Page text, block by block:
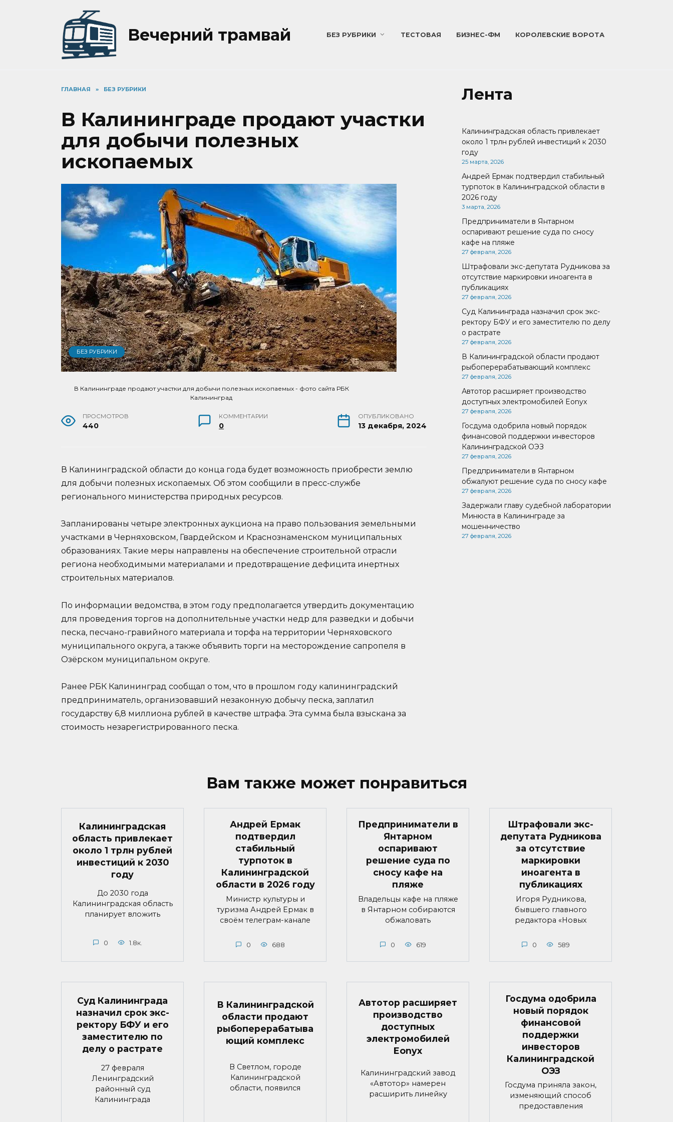
Вечерний трамвай БЕЗ РУБРИКИ ТЕСТОВАЯ БИЗНЕС-ФМ КОРОЛЕВСКИЕ ВОРОТА
ГЛАВНАЯ » БЕЗ РУБРИКИ
В Калининграде продают участки
для добычи полезных
ископаемых
БЕЗ РУБРИКИ
В Калининграде продают участки для добычи полезных ископаемых - фото сайта РБК
Калининград
ПРОСМОТРОВ
440
КОММЕНТАРИИ
0
ОПУБЛИКОВАНО
13 декабря, 2024
В Калининградской области до конца года будет возможность приобрести землю
для добычи полезных ископаемых. Об этом сообщили в пресс-службе
регионального министерства природных ресурсов.
Запланированы четыре электронных аукциона на право пользования земельными
участками в Черняховском, Гвардейском и Краснознаменском муниципальных
образованиях. Такие меры направлены на обеспечение строительной отрасли
региона необходимыми материалами и предотвращение дефицита инертных
строительных материалов.
По информации ведомства, в этом году предполагается утвердить документацию
для проведения торгов на дополнительные участки недр для разведки и добычи
песка, песчано-гравийного материала и торфа на территории Черняховского
муниципального округа, а также объявить торги на месторождение сапропеля в
Озёрском муниципальном округе.
Ранее РБК Калининград сообщал о том, что в прошлом году калининградский
предприниматель, организовавший незаконную добычу песка, заплатил
государству 6,8 миллиона рублей в качестве штрафа. Эта сумма была взыскана за
стоимость незарегистрированного песка.
Лента
Калининградская область привлекает
около 1 трлн рублей инвестиций к 2030
году
25 марта, 2026
Андрей Ермак подтвердил стабильный
турпоток в Калининградской области в
2026 году
3 марта, 2026
Предприниматели в Янтарном
оспаривают решение суда по сносу
кафе на пляже
27 февраля, 2026
Штрафовали экс-депутата Рудникова за
отсутствие маркировки иноагента в
публикациях
27 февраля, 2026
Суд Калининграда назначил срок экс-
ректору БФУ и его заместителю по делу
о растрате
27 февраля, 2026
В Калининградской области продают
рыбоперерабатывающий комплекс
27 февраля, 2026
Автотор расширяет производство
доступных электромобилей Eonyx
27 февраля, 2026
Госдума одобрила новый порядок
финансовой поддержки инвесторов
Калининградской ОЭЗ
27 февраля, 2026
Предприниматели в Янтарном
обжалуют решение суда по сносу кафе
27 февраля, 2026
Задержали главу судебной лаборатории
Минюста в Калининграде за
мошенничество
27 февраля, 2026
Вам также может понравиться
Калининградская
область привлекает
около 1 трлн рублей
инвестиций к 2030
году
До 2030 года
Калининградская область
планирует вложить
0 1.8к.
Андрей Ермак
подтвердил
стабильный
турпоток в
Калининградской
области в 2026 году
Министр культуры и
туризма Андрей Ермак в
своём телеграм-канале
0 688
Предприниматели в
Янтарном
оспаривают
решение суда по
сносу кафе на
пляже
Владельцы кафе на пляже
в Янтарном собираются
обжаловать
0 619
Штрафовали экс-
депутата Рудникова
за отсутствие
маркировки
иноагента в
публикациях
Игоря Рудникова,
бывшего главного
редактора «Новых
0 589
Суд Калининграда
назначил срок экс-
ректору БФУ и его
заместителю по
делу о растрате
27 февраля
Ленинградский
районный суд
Калининграда
В Калининградской
области продают
рыбоперерабатыва
ющий комплекс
В Светлом, городе
Калининградской
области, появился
Автотор расширяет
производство
доступных
электромобилей
Eonyx
Калининградский завод
«Автотор» намерен
расширить линейку
Госдума одобрила
новый порядок
финансовой
поддержки
инвесторов
Калининградской
ОЭЗ
Госдума приняла закон,
изменяющий способ
предоставления